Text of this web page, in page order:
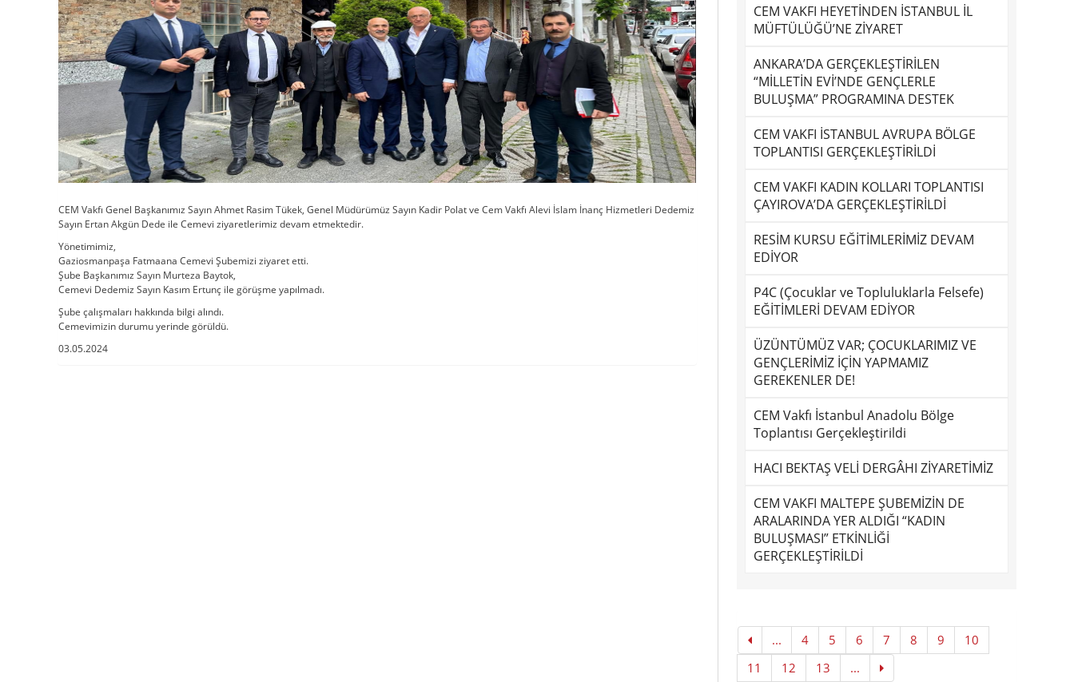
CEM Vakfı Genel Başkanımız Sayın Ahmet Rasim Tükek, Genel Müdürümüz Sayın Kadir Polat ve Cem Vakfı Alevi İslam İnanç Hizmetleri Dedemiz
Sayın Ertan Akgün Dede ile Cemevi ziyaretlerimiz devam etmektedir.
Yönetimimiz,
Gaziosmanpaşa Fatmaana Cemevi Şubemizi ziyaret etti.
Şube Başkanımız Sayın Murteza Baytok,
Cemevi Dedemiz Sayın Kasım Ertunç ile görüşme yapılmadı.
Şube çalışmaları hakkında bilgi alındı.
Cemevimizin durumu yerinde görüldü.
03.05.2024
CEM VAKFI HEYETİNDEN İSTANBUL İL
MÜFTÜLÜĞÜ’NE ZİYARET
ANKARA’DA GERÇEKLEŞTİRİLEN
“MİLLETİN EVİ’NDE GENÇLERLE
BULUŞMA” PROGRAMINA DESTEK
CEM VAKFI İSTANBUL AVRUPA BÖLGE
TOPLANTISI GERÇEKLEŞTİRİLDİ
CEM VAKFI KADIN KOLLARI TOPLANTISI
ÇAYIROVA’DA GERÇEKLEŞTİRİLDİ
RESİM KURSU EĞİTİMLERİMİZ DEVAM
EDİYOR
P4C (Çocuklar ve Topluluklarla Felsefe)
EĞİTİMLERİ DEVAM EDİYOR
ÜZÜNTÜMÜZ VAR; ÇOCUKLARIMIZ VE
GENÇLERİMİZ İÇİN YAPMAMIZ
GEREKENLER DE!
CEM Vakfı İstanbul Anadolu Bölge
Toplantısı Gerçekleştirildi
HACI BEKTAŞ VELİ DERGÂHI ZİYARETİMİZ
CEM VAKFI MALTEPE ŞUBEMİZİN DE
ARALARINDA YER ALDIĞI “KADIN
BULUŞMASI” ETKİNLİĞİ
GERÇEKLEŞTİRİLDİ
... 4 5 6 7 8 9
10
11
12 13 ...